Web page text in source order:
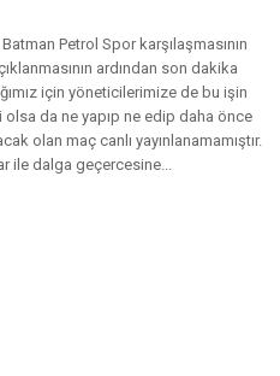
Petrol Spor karşılaşmasının
ardından son dakika
için yöneticilerimize de bu işin
da ne yapıp ne edip daha önce
olan maç canlı yayınlanamamıştır.
ile dalga geçercesine...